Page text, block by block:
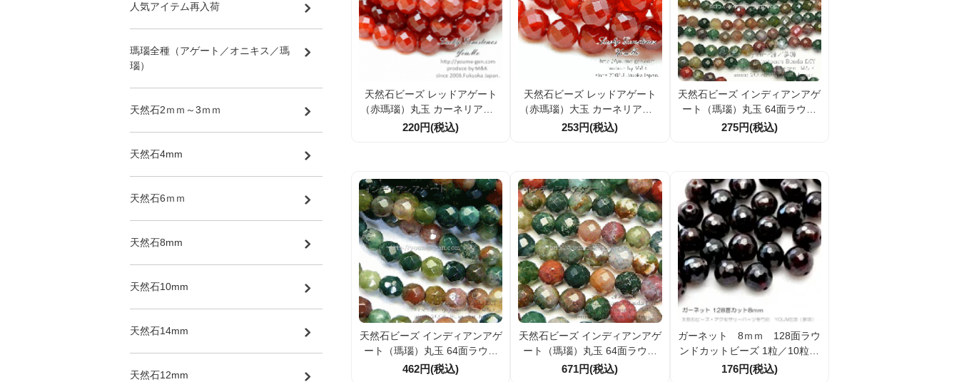
天然石ビーズ レッドアゲート
（赤瑪瑙）丸玉 カーネリアン 6
4面ラウンドカットビーズ 10m
220円(税込)
天然石ビーズ レッドアゲート
（赤瑪瑙）大玉 カーネリアン 6
4面ラウンドカットビーズ 12m
253円(税込)
天然石ビーズ インディアンアゲ
ート（瑪瑙）丸玉 64面ラウン
ドカットビーズ 6mm 5粒～【6
275円(税込)
天然石ビーズ インディアンアゲ
ート（瑪瑙）丸玉 64面ラウン
ドカットビーズ 8mm 5粒～【6
462円(税込)
天然石ビーズ インディアンアゲ
ート（瑪瑙）丸玉 64面ラウン
ドカットビーズ 10mm 5粒～
671円(税込)
ガーネット 8ｍｍ 128面ラウ
ンドカットビーズ 1粒／10粒入
（70294253）
176円(税込)
人気アイテム再入荷
瑪瑙全種（アゲート／オニキス／瑪
瑙）
天然石2ｍｍ～3ｍｍ
天然石4mm
天然石6ｍｍ
天然石8mm
天然石10mm
天然石14mm
天然石12mm